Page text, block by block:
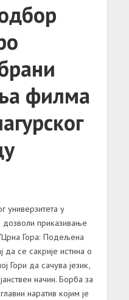
филма
универзитета у
дозволи приказивање
Гора: Подељена
да се сакрије истина о
Гори да сачува језик,
начин. Борба за
наратив којим је